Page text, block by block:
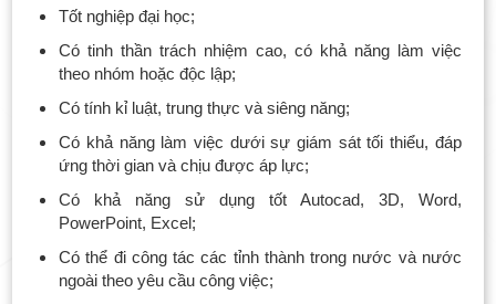
Tốt nghiệp đại học;
Có tinh thần trách nhiệm cao, có khả năng làm việc
theo nhóm hoặc độc lập;
Có tính kỉ luật, trung thực và siêng năng;
Có khả năng làm việc dưới sự giám sát tối thiểu, đáp
ứng thời gian và chịu được áp lực;
Có khả năng sử dụng tốt Autocad, 3D, Word,
PowerPoint, Excel;
Có thể đi công tác các tỉnh thành trong nước và nước
ngoài theo yêu cầu công việc;